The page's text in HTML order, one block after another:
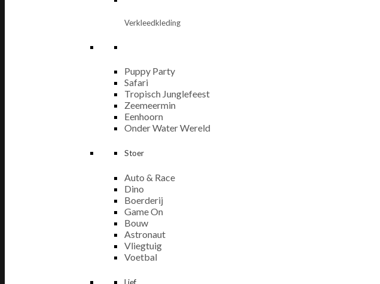
Verkleedkleding
Puppy Party
Safari
Tropisch Junglefeest
Zeemeermin
Eenhoorn
Onder Water Wereld
Stoer
Auto & Race
Dino
Boerderij
Game On
Bouw
Astronaut
Vliegtuig
Voetbal